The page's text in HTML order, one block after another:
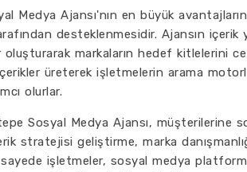
Medya Ajansı'nın en büyük
desteklenmesidir. Ajansın
markaların hedef kitlelerini
üreterek işletmelerin arama
olurlar.
Sosyal Medya Ajansı, müşterilerine
stratejisi geliştirme, marka
işletmeler, sosyal medya